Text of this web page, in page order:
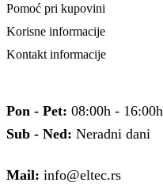
Pomoć pri kupovini
Korisne informacije
Kontakt informacije
Pon - Pet: 08:00h - 16:00h
Sub - Ned: Neradni dani
Mail: info@eltec.rs